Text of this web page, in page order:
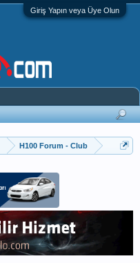
Giriş Yapın veya Üye Olun
H100 Forum - Club